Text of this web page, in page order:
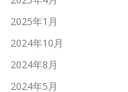
2025年1月
2024年10月
2024年8月
2024年5月